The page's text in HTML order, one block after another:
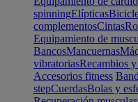
spinningElípticas
complementosCintas
Equipamiento de
BancosMancuernas
vibratoriasRecambios
Accesorios fitness
stepCuerdasBolas y